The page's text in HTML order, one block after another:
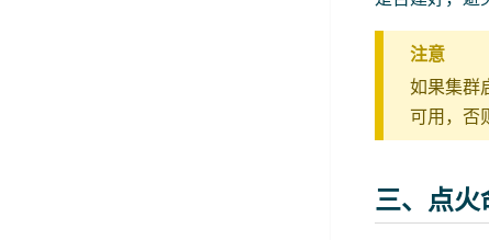
注意
如果集群
可用，否
三、点火